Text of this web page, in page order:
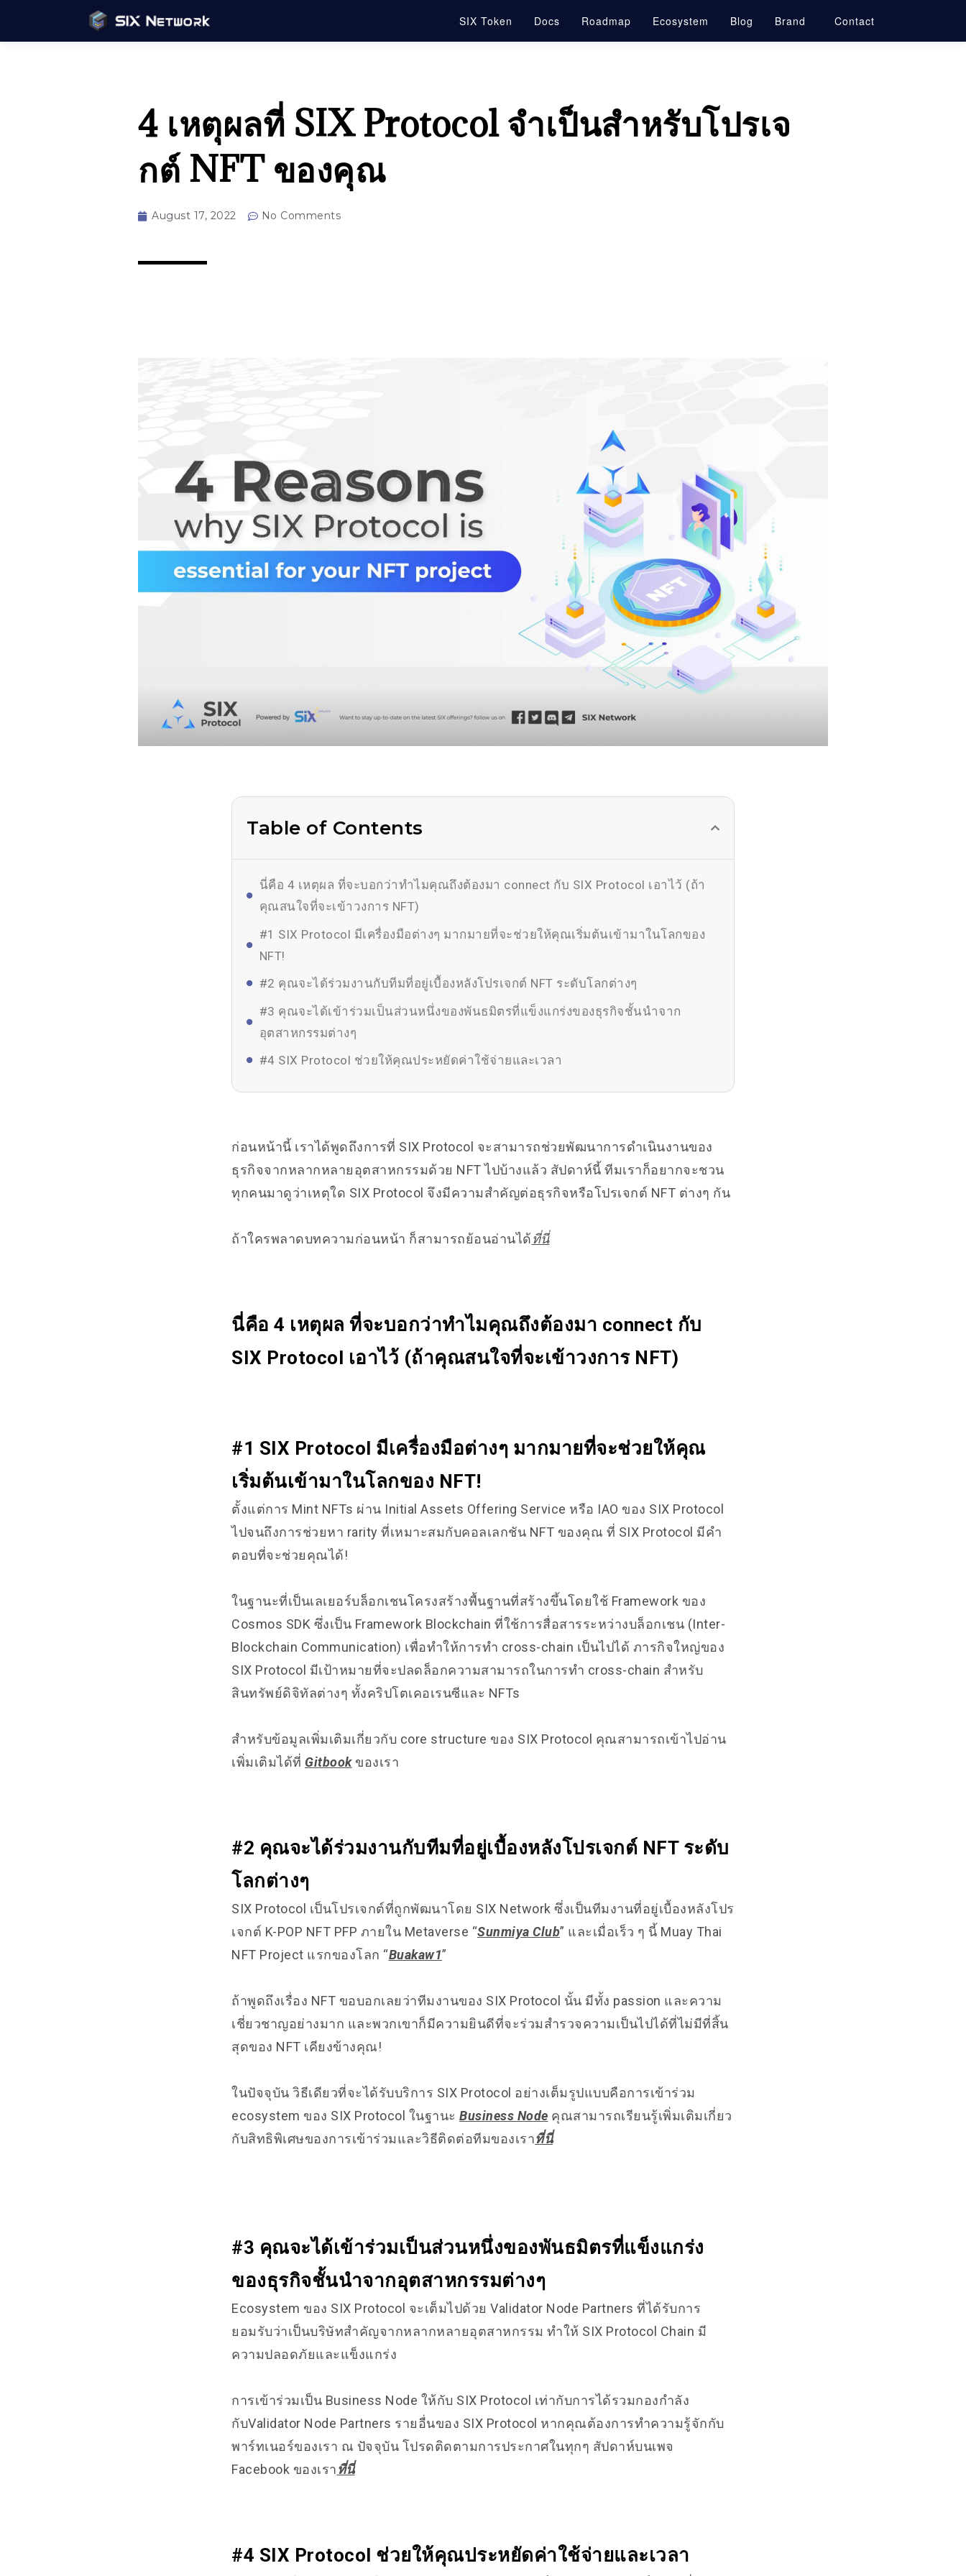
SIX Token Docs Roadmap Ecosystem Blog Brand Contact
4 เหตุผลที่ SIX Protocol จำเป็นสำหรับโปรเจ
กต์ NFT ของคุณ
August 17, 2022 No Comments
Table of Contents
นี่คือ 4 เหตุผล ที่จะบอกว่าทำไมคุณถึงต้องมา connect กับ SIX Protocol เอาไว้ (ถ้า
คุณสนใจที่จะเข้าวงการ NFT)
#1 SIX Protocol มีเครื่องมือต่างๆ มากมายที่จะช่วยให้คุณเริ่มต้นเข้ามาในโลกของ
NFT!
#2 คุณจะได้ร่วมงานกับทีมที่อยู่เบื้องหลังโปรเจกต์ NFT ระดับโลกต่างๆ
#3 คุณจะได้เข้าร่วมเป็นส่วนหนึ่งของพันธมิตรที่แข็งแกร่งของธุรกิจชั้นนำจาก
อุตสาหกรรมต่างๆ
#4 SIX Protocol ช่วยให้คุณประหยัดค่าใช้จ่ายและเวลา
ก่อนหน้านี้ เราได้พูดถึงการที่ SIX Protocol จะสามารถช่วยพัฒนาการดำเนินงานของ
ธุรกิจจากหลากหลายอุตสาหกรรมด้วย NFT ไปบ้างแล้ว สัปดาห์นี้ ทีมเราก็อยากจะชวน
ทุกคนมาดูว่าเหตุใด SIX Protocol จึงมีความสำคัญต่อธุรกิจหรือโปรเจกต์ NFT ต่างๆ กัน
ถ้าใครพลาดบทความก่อนหน้า ก็สามารถย้อนอ่านได้ที่นี่
นี่คือ 4 เหตุผล ที่จะบอกว่าทำไมคุณถึงต้องมา connect กับ
SIX Protocol เอาไว้ (ถ้าคุณสนใจที่จะเข้าวงการ NFT)
#1 SIX Protocol มีเครื่องมือต่างๆ มากมายที่จะช่วยให้คุณ
เริ่มต้นเข้ามาในโลกของ NFT!
ตั้งแต่การ Mint NFTs ผ่าน Initial Assets Offering Service หรือ IAO ของ SIX Protocol
ไปจนถึงการช่วยหา rarity ที่เหมาะสมกับคอลเลกชัน NFT ของคุณ ที่ SIX Protocol มีคำ
ตอบที่จะช่วยคุณได้!
ในฐานะที่เป็นเลเยอร์บล็อกเชนโครงสร้างพื้นฐานที่สร้างขึ้นโดยใช้ Framework ของ
Cosmos SDK ซึ่งเป็น Framework Blockchain ที่ใช้การสื่อสารระหว่างบล็อกเชน (Inter-
Blockchain Communication) เพื่อทำให้การทำ cross-chain เป็นไปได้ ภารกิจใหญ่ของ
SIX Protocol มีเป้าหมายที่จะปลดล็อกความสามารถในการทำ cross-chain สำหรับ
สินทรัพย์ดิจิทัลต่างๆ ทั้งคริปโตเคอเรนซีและ NFTs
สำหรับข้อมูลเพิ่มเติมเกี่ยวกับ core structure ของ SIX Protocol คุณสามารถเข้าไปอ่าน
เพิ่มเติมได้ที่ Gitbookของเรา
#2 คุณจะได้ร่วมงานกับทีมที่อยู่เบื้องหลังโปรเจกต์ NFT ระดับ
โลกต่างๆ
SIX Protocol เป็นโปรเจกต์ที่ถูกพัฒนาโดย SIX Network ซึ่งเป็นทีมงานที่อยู่เบื้องหลังโปร
เจกต์ K-POP NFT PFP ภายใน Metaverse “Sunmiya Club” และเมื่อเร็ว ๆ นี้ Muay Thai
NFT Project แรกของโลก “Buakaw1”
ถ้าพูดถึงเรื่อง NFT ขอบอกเลยว่าทีมงานของ SIX Protocol นั้น มีทั้ง passion และความ
เชี่ยวชาญอย่างมาก และพวกเขาก็มีความยินดีที่จะร่วมสำรวจความเป็นไปได้ที่ไม่มีที่สิ้น
สุดของ NFT เคียงข้างคุณ!
ในปัจจุบัน วิธีเดียวที่จะได้รับบริการ SIX Protocol อย่างเต็มรูปแบบคือการเข้าร่วม
ecosystem ของ SIX Protocol ในฐานะ Business Node คุณสามารถเรียนรู้เพิ่มเติมเกี่ยว
กับสิทธิพิเศษของการเข้าร่วมและวิธีติดต่อทีมของเราที่นี่
#3 คุณจะได้เข้าร่วมเป็นส่วนหนึ่งของพันธมิตรที่แข็งแกร่ง
ของธุรกิจชั้นนำจากอุตสาหกรรมต่างๆ
Ecosystem ของ SIX Protocol จะเต็มไปด้วย Validator Node Partners ที่ได้รับการ
ยอมรับว่าเป็นบริษัทสำคัญจากหลากหลายอุตสาหกรรม ทำให้ SIX Protocol Chain มี
ความปลอดภัยและแข็งแกร่ง
การเข้าร่วมเป็น Business Node ให้กับ SIX Protocol เท่ากับการได้รวมกองกำลัง
กับValidator Node Partners รายอื่นของ SIX Protocol หากคุณต้องการทำความรู้จักกับ
พาร์ทเนอร์ของเรา ณ ปัจจุบัน โปรดติดตามการประกาศในทุกๆ สัปดาห์บนเพจ
Facebook ของเราที่นี่
#4 SIX Protocol ช่วยให้คุณประหยัดค่าใช้จ่ายและเวลา